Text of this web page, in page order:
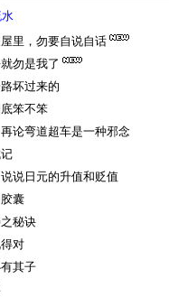
里，勿要自说自话
勿是我了
坏过来的
笨不笨
论弯道超车是一种邪念
说日元的升值和贬值
囊
秘诀
对
其子